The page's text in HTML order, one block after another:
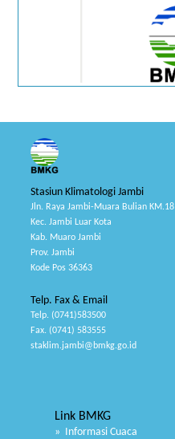
Stasiun Klimatologi Jambi
Jln. Raya Jambi-Muara Bulian KM.18
Kec. Jambi Luar Kota
Kab. Muaro Jambi
Prov. Jambi
Kode Pos 36363
Telp. Fax & Email
Telp. (0741)583500
Fax. (0741) 583555
staklim.jambi@bmkg.go.id
Link BMKG
» Informasi Cuaca